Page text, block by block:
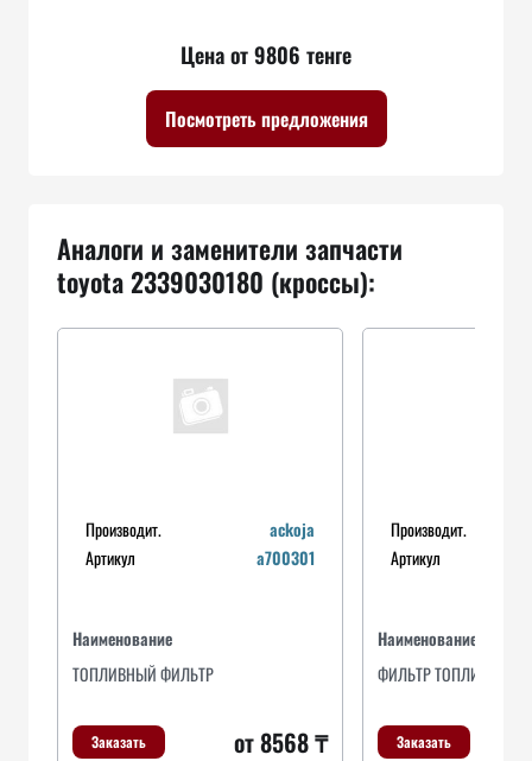
Цена от 9806 тенге
Посмотреть предложения
Аналоги и заменители запчасти
toyota 2339030180 (кроссы):
Производит.
ackoja
Артикул
a700301
Наименование
ТОПЛИВНЫЙ ФИЛЬТР
Заказать от 8568 ₸
Производит.
Артикул
Наименование
ФИЛЬТР ТОПЛИВНЫЙ
Заказать